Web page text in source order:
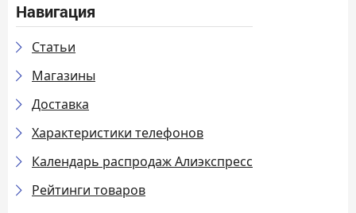
Навигация
Статьи
Магазины
Доставка
Характеристики телефонов
Календарь распродаж Алиэкспресс
Рейтинги товаров